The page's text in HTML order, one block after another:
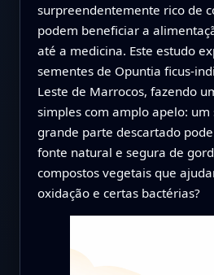
surpreendentemente rico de
podem beneficiar a
até a medicina. Este estudo
sementes de Opuntia ficus-
Leste de Marrocos, fazendo
simples com amplo apelo:
grande parte descartado
fonte natural e segura de
compostos vegetais que
oxidação e certas bactérias?